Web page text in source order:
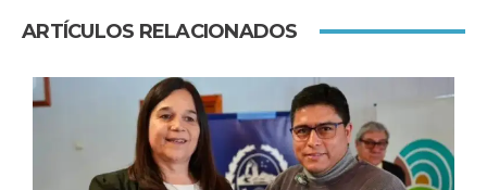
ARTÍCULOS RELACIONADOS